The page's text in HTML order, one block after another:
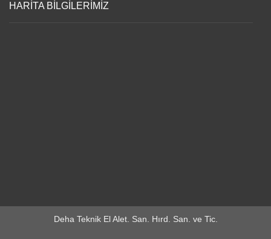
HARİTA BİLGİLERİMİZ
Deha Teknik El Alet. San. Hırd. San. ve Tic.